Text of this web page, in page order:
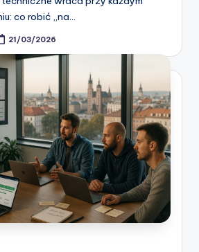
co robić „na…
21/03/2026